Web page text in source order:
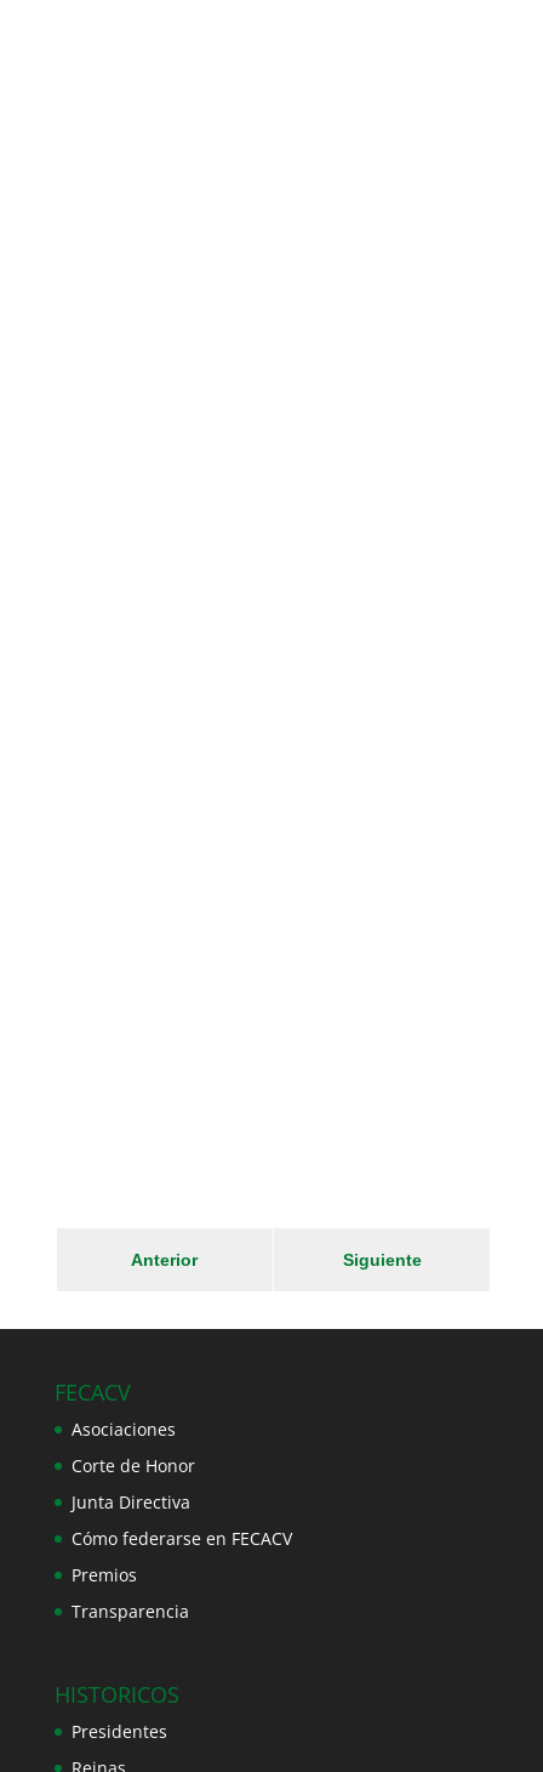
Anterior Siguiente
FECACV
Asociaciones
Corte de Honor
Junta Directiva
Cómo federarse en FECACV
Premios
Transparencia
HISTORICOS
Presidentes